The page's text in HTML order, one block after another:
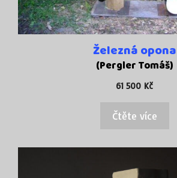
Železná opona
(Pergler Tomáš)
61 500 Kč
Čtěte více